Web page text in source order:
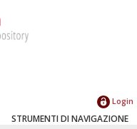
Login
STRUMENTI DI NAVIGAZIONE